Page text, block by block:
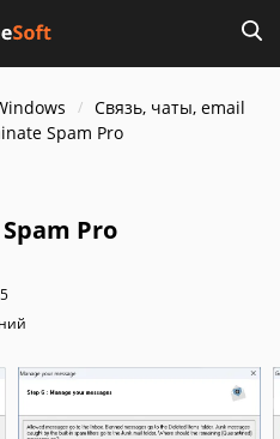
Связь, чаты, email
Spam Pro
Pro